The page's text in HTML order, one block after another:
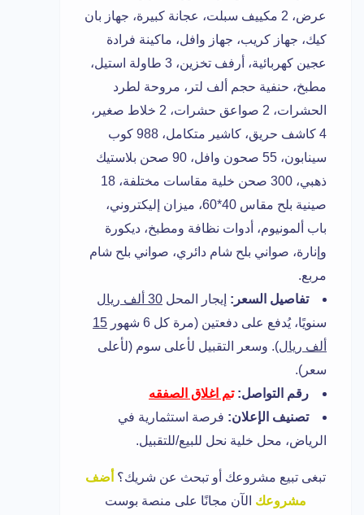
عرض، 2 مكييف سبلت، عجانة كبيرة، جهاز بان
كيك، جهاز كريب، جهاز وافل، ماكينة فرادة
عجين كهربائية، أرفف تخزين، 3 طاولة استيل،
مطبخ، حنفية حجم ألف لتر، مروحة لطرد
الحشرات، 2 صواعق حشرات، 2 خلاط صغير،
4 كاشف حريق، كاشير متكامل، 988 كوب
سينابون، 55 صحون وافل، 90 صحن بلاستيك
ذهبي، 300 صحن خلية مقاسات مختلفة، 18
صينية بلح مقاس 40*60، ميزان إليكتروني،
باب ألمونيوم، أدوات نظافة ومطبخ، ديكورة
وإنارة، صواني بلح شام دائري، صواني بلح شام
مربع.
تفاصيل السعر: إيجار المحل 30 ألف ريال
سنويًا، يُدفع على دفعتين (مرة كل 6 شهور
15
ألف ريال). وسعر التقبيل لأعلى سوم (لأعلى
سعر).
رقم التواصل: تم اغلاق الصفقه
تصنيف الإعلان: فرصة استثمارية في
الرياض، محل خلية نحل للبيع/للتقبيل.
تبغى تبيع مشروعك أو تبحث عن شريك؟ أضف
مشروعك الآن مجانًا على منصة بوست